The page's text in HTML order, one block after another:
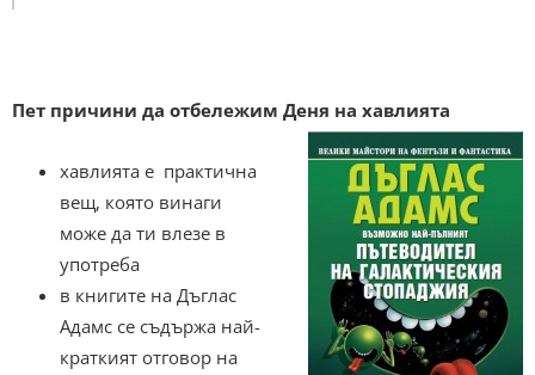
Пет причини да отбележим Деня на хавлията
хавлията е практична
вещ, която винаги
може да ти влезе в
употреба
в книгите на Дъглас
Адамс се съдържа най-
краткият отговор на